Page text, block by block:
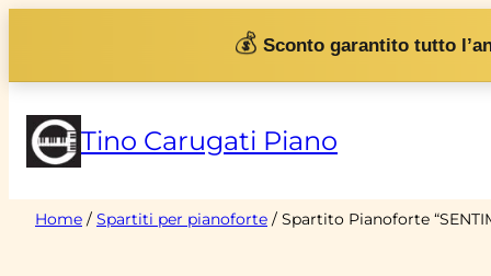
contenuto
💰 Sconto garantito tutto
Tino Carugati Piano
Home / Spartiti per pianoforte / Spartito Pianoforte